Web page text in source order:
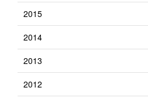
2015
2014
2013
2012